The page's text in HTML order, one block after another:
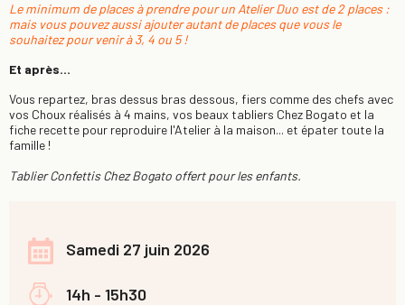
Le minimum de places à prendre pour un Atelier Duo est de 2 places :
mais vous pouvez aussi ajouter autant de places que vous le
souhaitez pour venir à 3, 4 ou 5 !
Et après...
Vous repartez, bras dessus bras dessous, fiers comme des chefs avec
vos Choux réalisés à 4 mains, vos beaux tabliers Chez Bogato et la
fiche recette pour reproduire l'Atelier à la maison... et épater toute la
famille !
Tablier Confettis Chez Bogato offert pour les enfants.
Samedi 27 juin 2026
14h - 15h30